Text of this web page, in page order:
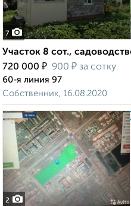
7
Участок 8 сот.,
720 000 ₽ 900 ₽ за сотку
60-я линия 97
Собственник, 16.08.2020
2